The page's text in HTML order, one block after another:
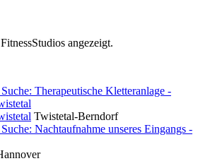
angezeigt.
Twistetal-Berndorf